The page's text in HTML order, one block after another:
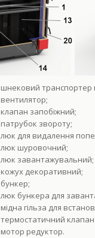
шнековий транспортер
вентилятор;
клапан запобіжний;
патрубок звороту;
люк для видалення
люк шуровочний;
люк завантажувальний;
кожух декоративний;
бункер;
люк бункера для
мідна гільза для
термостатичний клапан
мотор редуктор.